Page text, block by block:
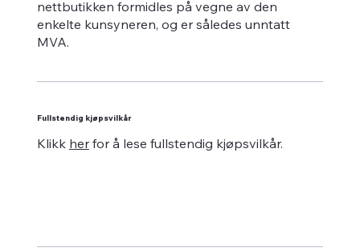
nettbutikken formidles på vegne av den
enkelte kunsyneren, og er således unntatt
MVA.
Fullstendig kjøpsvilkår
Klikk herfor å lese fullstendig kjøpsvilkår.